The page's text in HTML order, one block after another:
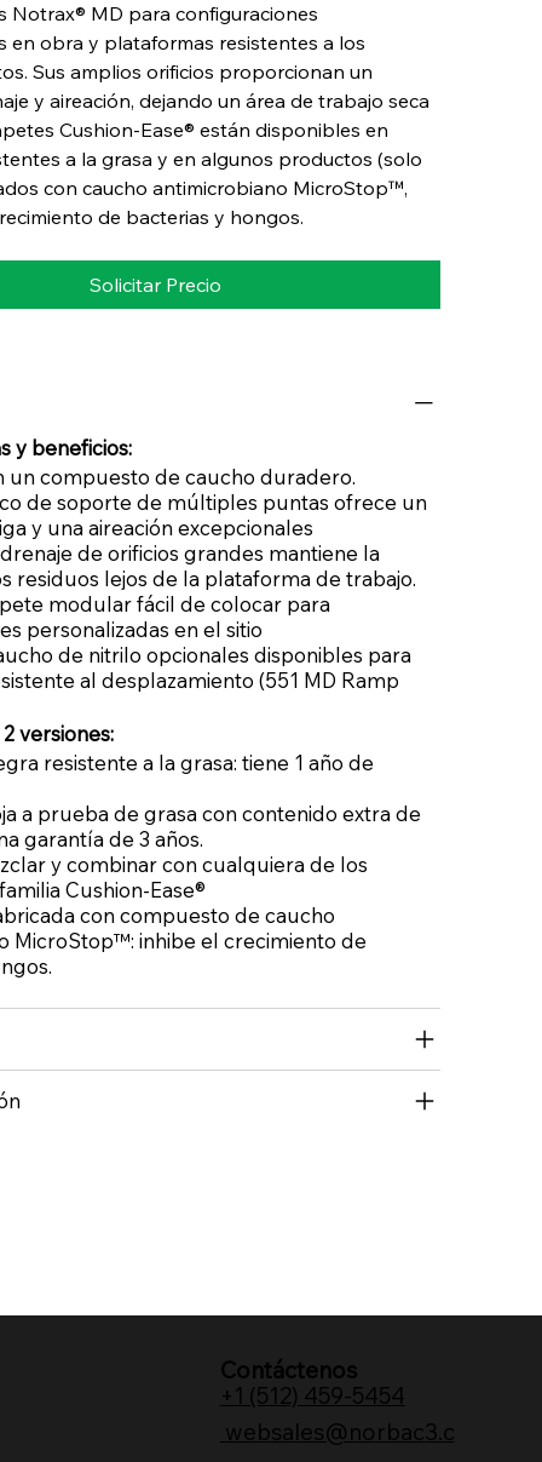
Notrax® MD para configuraciones
en obra y plataformas resistentes a los
Sus amplios orificios proporcionan un
y aireación, dejando un área de trabajo seca
Cushion-Ease® están disponibles en
a la grasa y en algunos productos (solo
con caucho antimicrobiano MicroStop™,
de bacterias y hongos.
Solicitar Precio
y beneficios:
un compuesto de caucho duradero.
de soporte de múltiples puntas ofrece un
y una aireación excepcionales
de orificios grandes mantiene la
residuos lejos de la plataforma de trabajo.
modular fácil de colocar para
personalizadas en el sitio
de nitrilo opcionales disponibles para
al desplazamiento (551 MD Ramp
versiones:
resistente a la grasa: tiene 1 año de
a prueba de grasa con contenido extra de
garantía de 3 años.
y combinar con cualquiera de los
Cushion-Ease®
con compuesto de caucho
MicroStop™: inhibe el crecimiento de
Contáctenos
+1 (512) 459-5454
websales@norbac3.c